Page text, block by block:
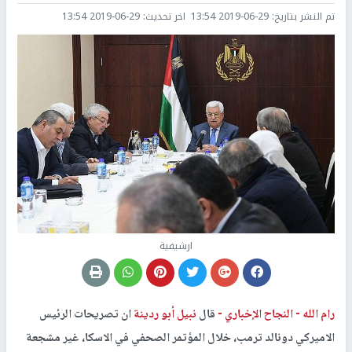
تم النشر بتاريخ: 2019-06-29 13:54 اخر تحديث: 2019-06-29 13:54
ارشيفية
رام الله -النجاح الإخباري -قالنبيل أبو ردينةان تصريحات الرئيس
الاميركي دونالد ترمب، خلال المؤتمر الصحفي في الاسكا، غير مشجعة